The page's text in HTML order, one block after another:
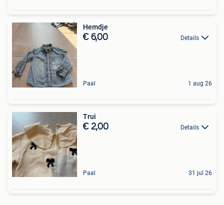
Hemdje
€ 6,00 Details
Paal 1 aug 26
Trui
€ 2,00 Details
Paal 31 jul 26